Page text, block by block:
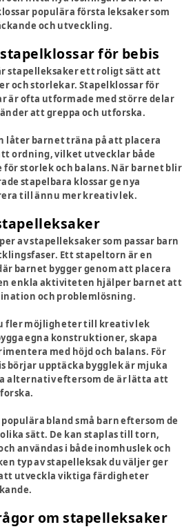
populära första leksaker som
och utveckling.
för bebis
stapelleksaker ett roligt sätt att
och storlekar. Stapelklossar för
är ofta utformade med större delar
att greppa och utforska.
låter barnet träna på att placera
ordning, vilket utvecklar både
storlek och balans. När barnet blir
stapelbara klossar ge nya
till ännu mer kreativ lek.
av stapelleksaker som passar barn
Ett stapeltorn är en
barnet bygger genom att placera
enkla aktiviteten hjälper barnet att
och problemlösning.
fler möjligheter till kreativ lek
egna konstruktioner, skapa
med höjd och balans. För
börjar upptäcka bygglek är mjuka
alternativ eftersom de är lätta att
bland små barn eftersom de
sätt. De kan staplas till torn,
användas i både inomhuslek och
typ av stapelleksak du väljer ger
utveckla viktiga färdigheter
om stapelleksaker